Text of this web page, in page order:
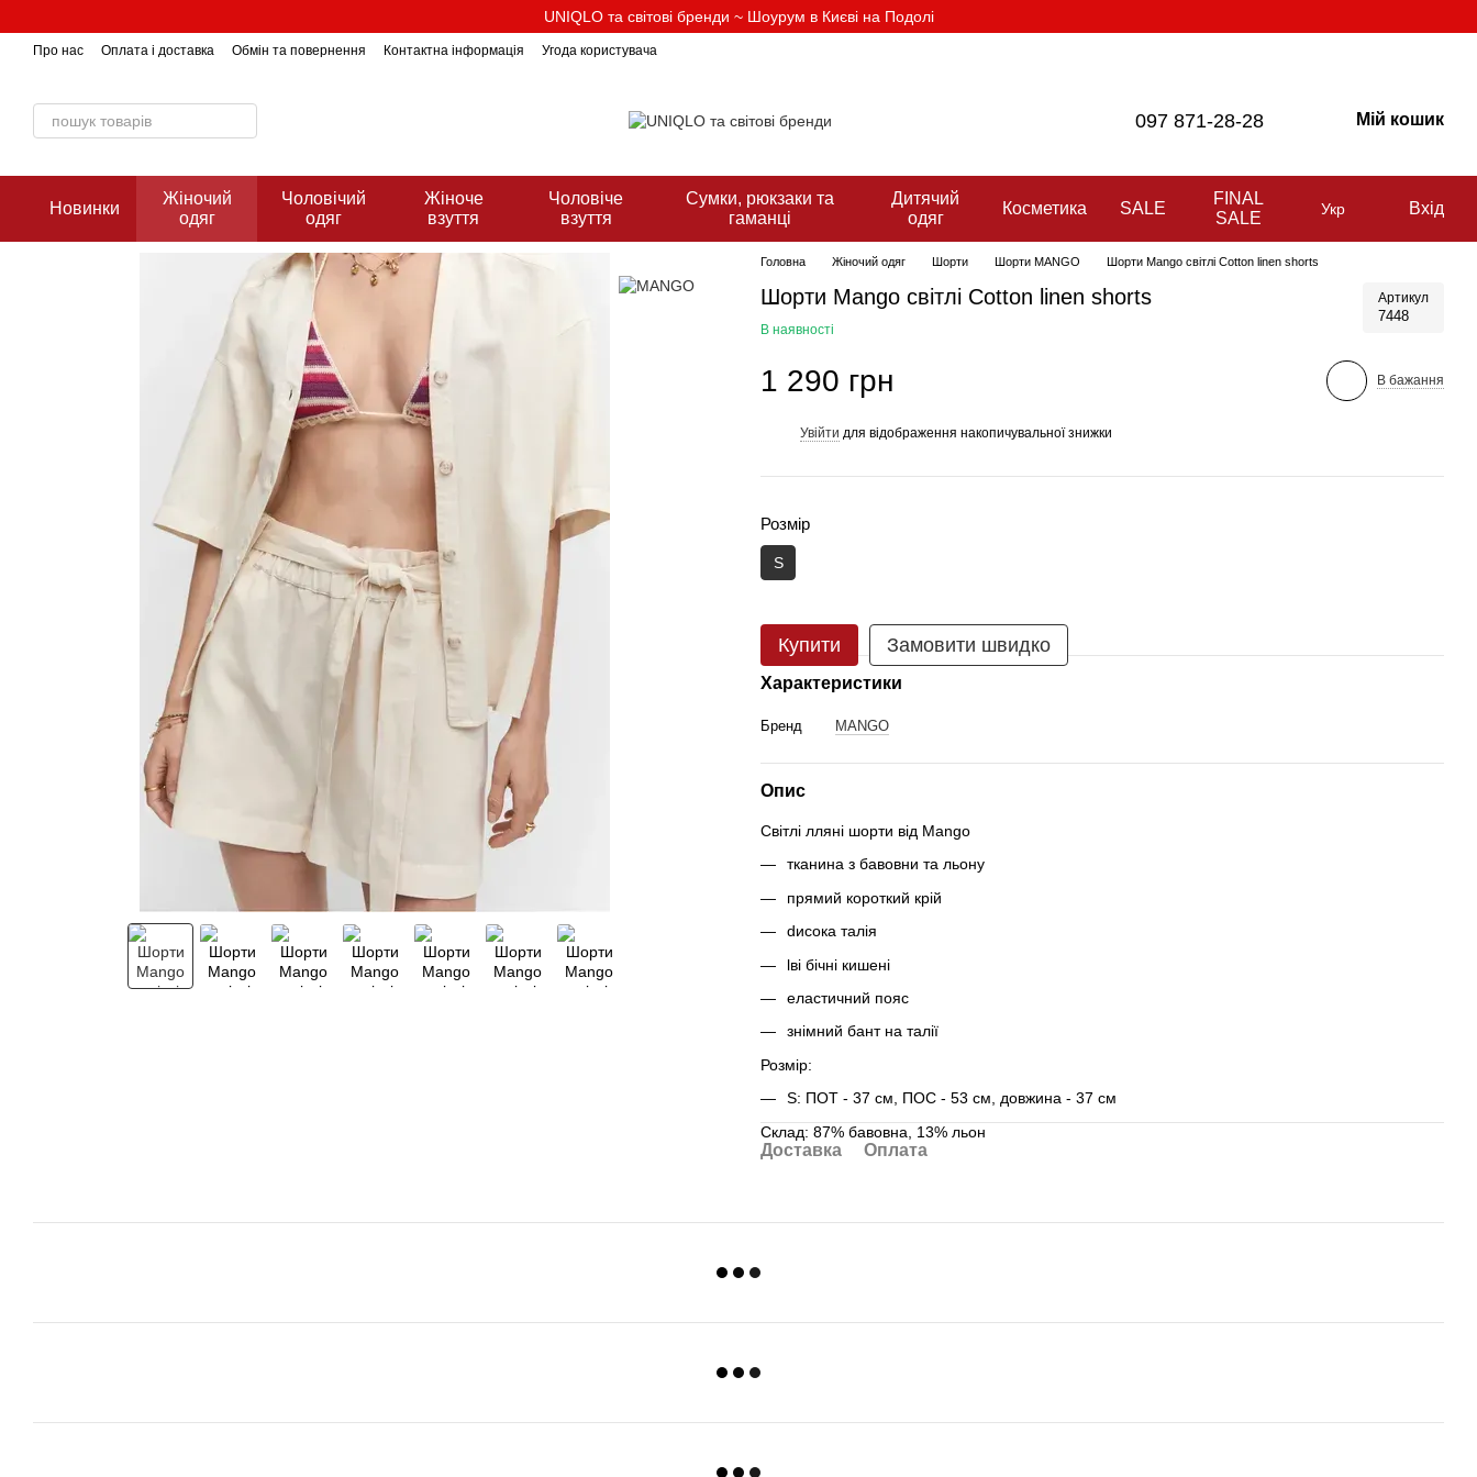
UNIQLO та світові бренди ~ Шоурум в Києві на Подолі
Про нас Оплата і доставка Обмін та повернення Контактна інформація Угода користувача
097 871-28-28 Мій кошик
Новинки
Жіночий
одяг
Чоловічий
одяг
Жіноче
взуття
Чоловіче
взуття
Сумки, рюкзаки та
гаманці
Дитячий
одяг
Косметика SALE
FINAL
SALE
Укр Вхід
Головна Жіночий одяг Шорти Шорти MANGO Шорти Mango свiтлi Cotton linen shorts
Шорти Mango свiтлi Cotton linen shorts Артикул
7448
В наявності
1 290 грн В бажання
Увійти для відображення накопичувальної знижки
Розмір
S
Купити Замовити швидко
Характеристики
Бренд MANGO
Опис
Світлі ллянi шорти вiд Mango
тканина з бавовни та льону
прямий короткий крiй
dисока талія
lві бічні кишені
еластичний пояс
знімний бант на талії
Розмір:
S: ПОТ - 37 см, ПОС - 53 см, довжина - 37 см
Склад: 87% бавовна, 13% льон
Доставка Оплата